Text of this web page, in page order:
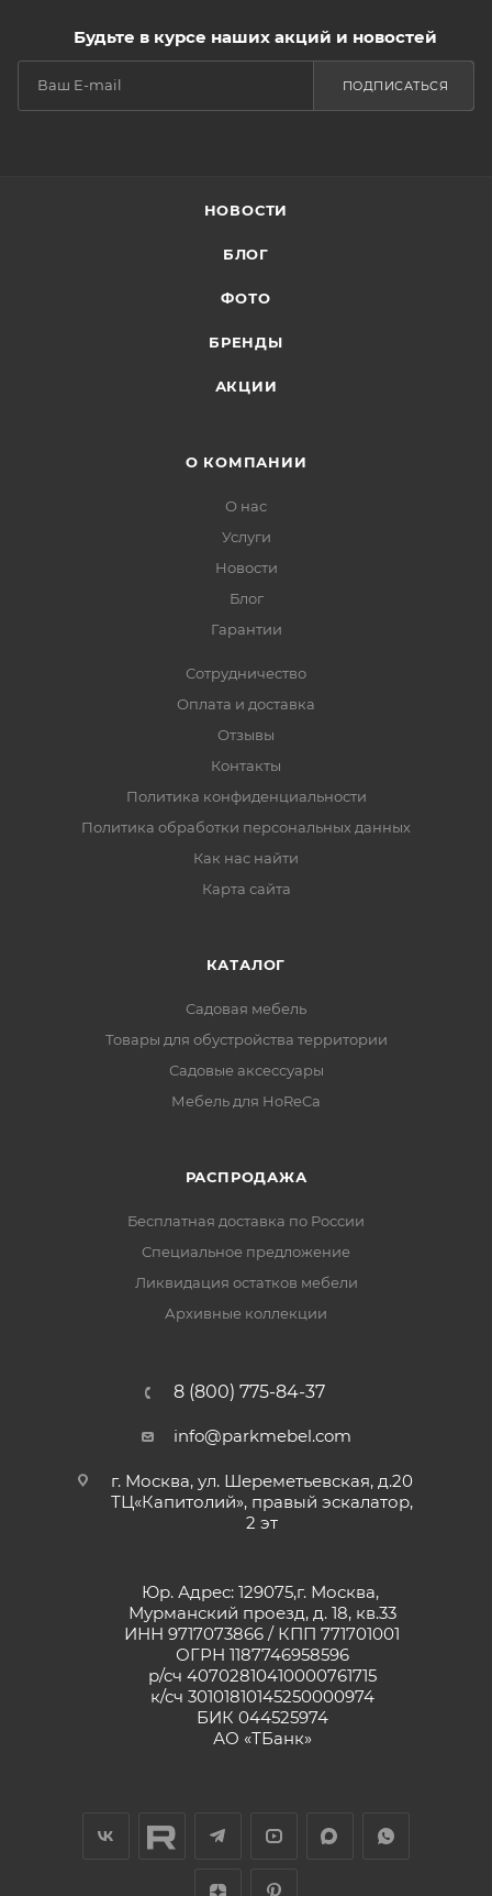
Будьте в курсе наших акций и новостей
ПОДПИСАТЬСЯ
НОВОСТИ
БЛОГ
ФОТО
БРЕНДЫ
АКЦИИ
О КОМПАНИИ
О нас
Услуги
Новости
Блог
Гарантии
Сотрудничество
Оплата и доставка
Отзывы
Контакты
Политика конфиденциальности
Политика обработки персональных данных
Как нас найти
Карта сайта
КАТАЛОГ
Садовая мебель
Товары для обустройства территории
Садовые аксессуары
Мебель для HoReCa
РАСПРОДАЖА
Бесплатная доставка по России
Специальное предложение
Ликвидация остатков мебели
Архивные коллекции
8 (800) 775-84-37
info@parkmebel.com
г. Москва, ул. Шереметьевская, д.20
ТЦ«Капитолий», правый эскалатор,
2 эт
Юр. Адрес: 129075,г. Москва,
Мурманский проезд, д. 18, кв.33
ИНН 9717073866 / КПП 771701001
ОГРН 1187746958596
р/сч 40702810410000761715
к/сч 30101810145250000974
БИК 044525974
АО «ТБанк»